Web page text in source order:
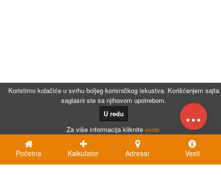
Koristimo kolačiće u svrhu boljeg korisničkog iskustva. Korišćenjem sajta
saglasni ste sa njihovom upotrebom.
U redu
Za više informacija kliknite ovde.
...
Početna Kalkulator Adresar Vesti